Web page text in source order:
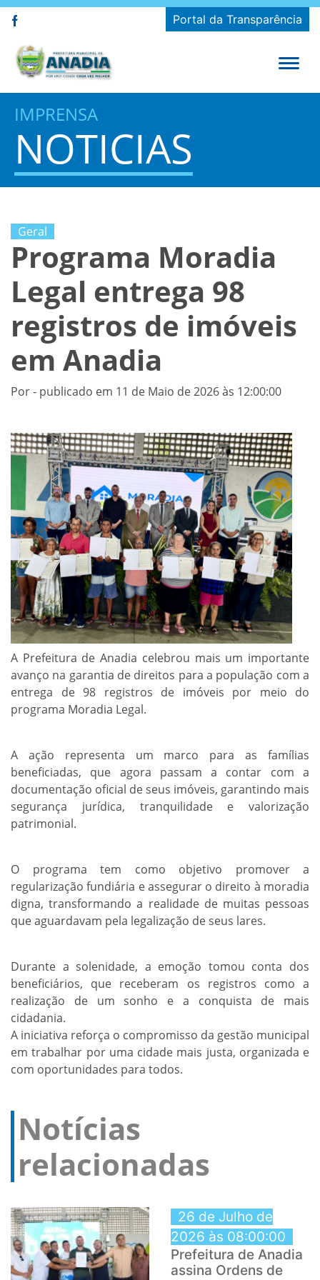
Portal da Transparência
IMPRENSA
NOTICIAS
Geral
Programa Moradia
Legal entrega 98
registros de imóveis
em Anadia
Por - publicado em 11 de Maio de 2026 às 12:00:00
A Prefeitura de Anadia celebrou mais um importante
avanço na garantia de direitos para a população com a
entrega de 98 registros de imóveis por meio do
programa Moradia Legal.
A ação representa um marco para as famílias
beneficiadas, que agora passam a contar com a
documentação oficial de seus imóveis, garantindo mais
segurança jurídica, tranquilidade e valorização
patrimonial.
O programa tem como objetivo promover a
regularização fundiária e assegurar o direito à moradia
digna, transformando a realidade de muitas pessoas
que aguardavam pela legalização de seus lares.
Durante a solenidade, a emoção tomou conta dos
beneficiários, que receberam os registros como a
realização de um sonho e a conquista de mais
cidadania.
A iniciativa reforça o compromisso da gestão municipal
em trabalhar por uma cidade mais justa, organizada e
com oportunidades para todos.
Notícias
relacionadas
26 de Julho de
2026 às 08:00:00
Prefeitura de Anadia
assina Ordens de